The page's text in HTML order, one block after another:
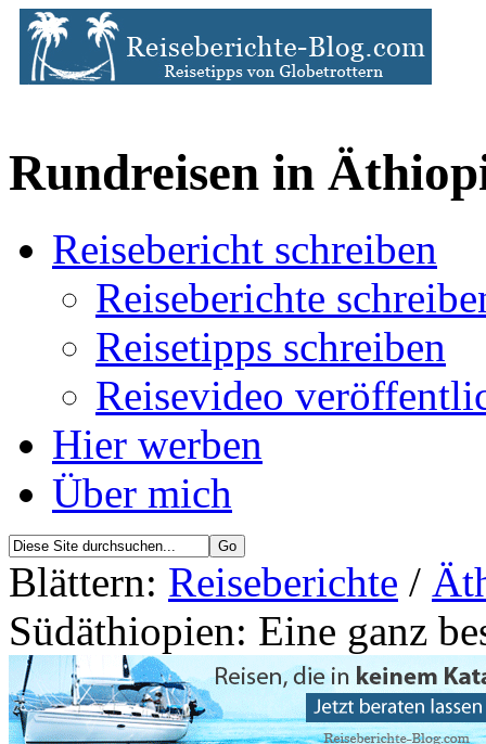
Rundreisen in
Reisebericht schreiben
Reiseberichte
Reisetipps schreiben
Reisevideo
Hier werben
Über mich
Blättern: Reiseberichte /
Südäthiopien: Eine ganz